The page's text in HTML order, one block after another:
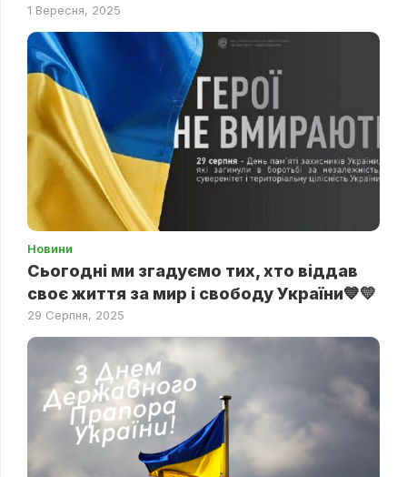
1 Вересня, 2025
Новини
Сьогодні ми згадуємо тих, хто віддав
своє життя за мир і свободу України💙💛
29 Серпня, 2025